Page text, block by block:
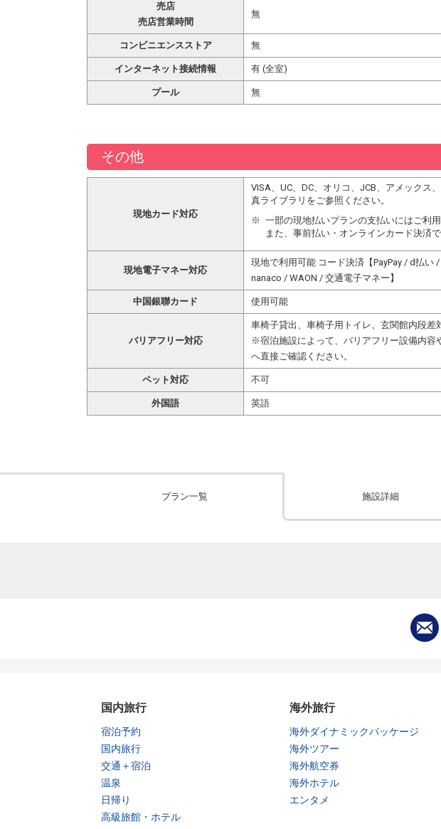
売店
売店営業時間
無
コンビニエンスストア 無
インターネット接続情報 有 (全室)
プール 無
その他
現地カード対応
VISA、UC、DC、オリコ、JCB、アメックス
真ライブラリをご参照ください。
一部の現地払いプランの支払いにはご利
また、事前払い・オンラインカード決済
現地電子マネー対応
現地で利用可能 コード決済【PayPay / d払い
nanaco / WAON / 交通電子マネー】
中国銀聯カード 使用可能
バリアフリー対応
車椅子貸出、車椅子用トイレ、玄関館内段差
※宿泊施設によって、バリアフリー設備内容
へ直接ご確認ください。
ペット対応 不可
外国語 英語
プラン一覧 施設詳細
国内旅行
宿泊予約
国内旅行
交通＋宿泊
温泉
日帰り
高級旅館・ホテル
海外旅行
海外ダイナミックパッケージ
海外ツアー
海外航空券
海外ホテル
エンタメ